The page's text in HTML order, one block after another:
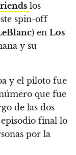
los
spin-off
) en Los
y su
y el piloto fue
que fue
de las dos
final lo
por la